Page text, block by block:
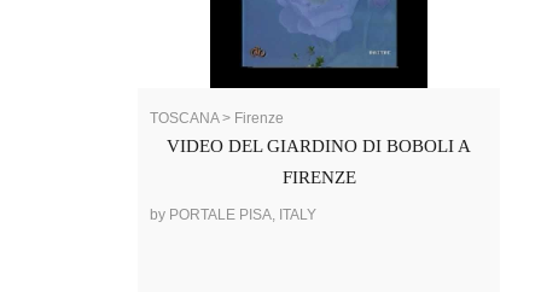
TOSCANA > Firenze
VIDEO DEL GIARDINO DI BOBOLI A
FIRENZE
by PORTALE PISA, ITALY